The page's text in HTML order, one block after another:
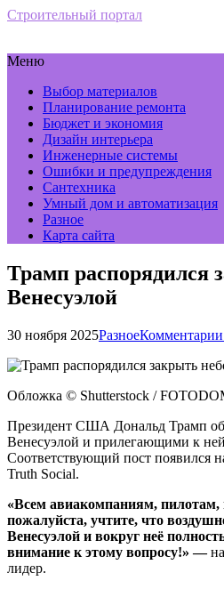
Строительный портал
Меню
Выбор материалов
Планирование ремонта
Бюджет и экономия
Дизайн интерьера
Инженерные системы
Ошибки и предупреждения
Сантехника
Умный дом и автоматизация
Разное
Карта сайта
Трамп распорядился
Венесуэлой
30 ноября 2025Разное
Обложка © Shutterstock /
Президент США Дональд Трамп
Венесуэлой и прилегающими к
Соответствующий пост появился
Truth Social.
«Всем авиакомпаниям, пилотам,
пожалуйста, учтите, что
Венесуэлой и вокруг неё
внимание к этому вопросу!» —
лидер.